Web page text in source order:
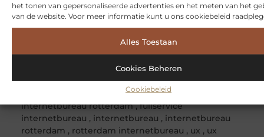
het tonen van gepersonaliseerde advertenties en het meten van het
van de website. Voor meer informatie kunt u ons cookiebeleid
Alles Toestaan
Cookies Beheren
Cookiebeleid
Goed artikel? Deel hem dan op:
Facebook LinkedIn
Tags:
full service internetbureau,full service
internetbureau rotterdam,fullservice
internetbureau , internetbureau , internetbureau
rotterdam , rotterdam internetbureau , ux , ux